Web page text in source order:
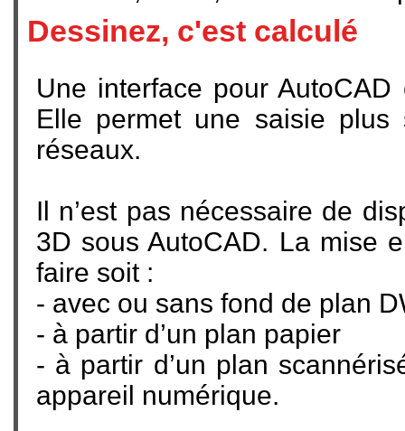
Dessinez, c'est calculé
Une interface pour
Elle permet une saisie
réseaux.
Il n’est pas nécessaire de
3D sous AutoCAD. La mise
faire soit :
- avec ou sans fond de plan
- à partir d’un plan papier
- à partir d’un plan
appareil numérique.